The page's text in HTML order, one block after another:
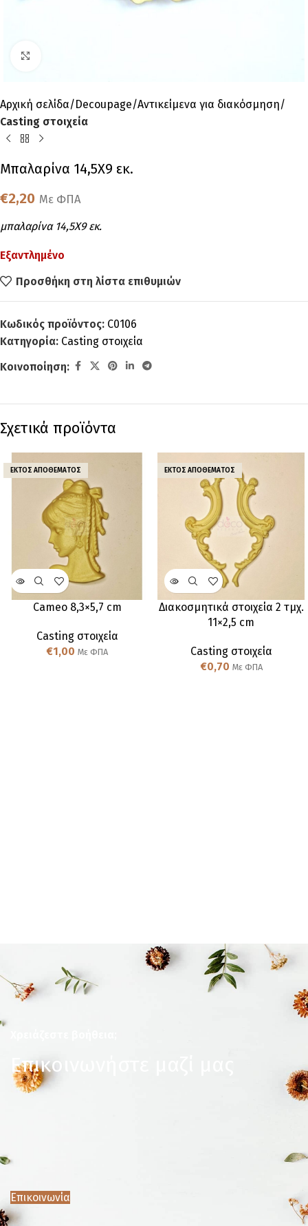
Αρχική σελίδα Decoupage Αντικείμενα για διακόσμηση
Casting στοιχεία
Μπαλαρίνα 14,5Χ9 εκ.
€2,20 Με ΦΠΑ
μπαλαρίνα 14,5Χ9 εκ.
Εξαντλημένο
Προσθήκη στη λίστα επιθυμιών
Κωδικός προϊόντος: C0106
Κατηγορία: Casting στοιχεία
Κοινοποίηση:
Σχετικά προϊόντα
ΕΚΤΌΣ ΑΠΟΘΈΜΑΤΟΣ
Cameo 8,3×5,7 cm
Casting στοιχεία
€1,00 Με ΦΠΑ
ΕΚΤΌΣ ΑΠΟΘΈΜΑΤΟΣ
Διακοσμητικά στοιχεία 2 τμχ.
11×2,5 cm
Casting στοιχεία
€0,70 Με ΦΠΑ
Επικοινωνήστε μαζί μας
Επικοινωνία